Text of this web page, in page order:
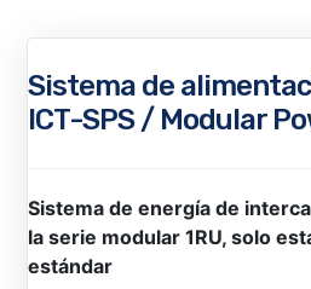
Sistema de
ICT-SPS / Modular
Sistema de energía de
la serie modular 1RU, solo
estándar